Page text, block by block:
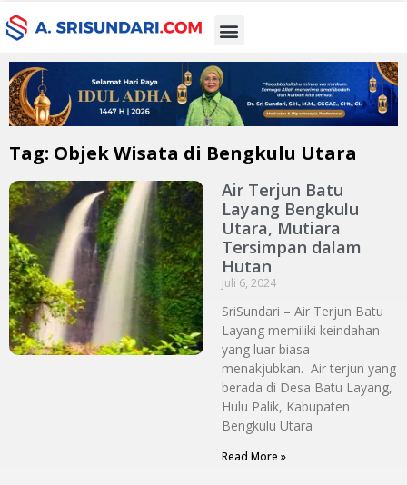
Tag: Objek Wisata di Bengkulu Utara
Air Terjun Batu
Layang Bengkulu
Utara, Mutiara
Tersimpan dalam
Hutan
Juli 6, 2024
SriSundari – Air Terjun Batu
Layang memiliki keindahan
yang luar biasa
menakjubkan. Air terjun yang
berada di Desa Batu Layang,
Hulu Palik, Kabupaten
Bengkulu Utara
Read More »